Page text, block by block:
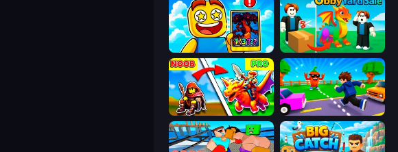
Obby Cards: The Legend Hunt Obby Yard Sale
Battle of Knights: Robby and Dragons Robby: Cross the Road for Brainrot